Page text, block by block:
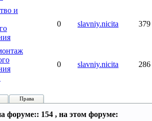
и
0 slavniy.nicita 379
0 slavniy.nicita 286
Права
форуме:: 154 , на этом форуме: